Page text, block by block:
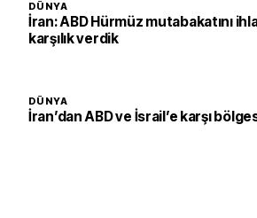
DÜNYA
İran: ABD Hürmüz mutabakatını
karşılık verdik
DÜNYA
İran’dan ABD ve İsrail’e karşı